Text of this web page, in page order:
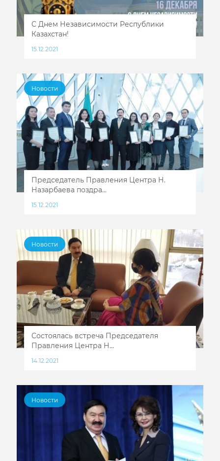
С Днем Независимости Республики
Казахстан!
15.12.2021
Новости
Председатель Правления Центра Н.
Назарбаева поздра...
15.12.2021
Новости
Состоялась встреча Председателя
Правления Центра Н...
14.12.2021
Новости